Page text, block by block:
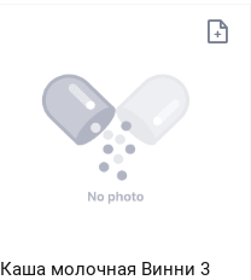
Каша молочная Винни 3